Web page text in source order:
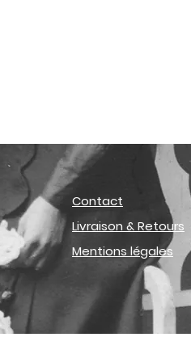
Contact
Mentions légales
Livraison & Retours